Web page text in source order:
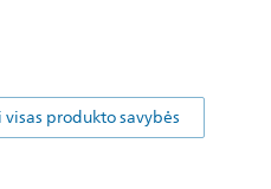
visas produkto savybės